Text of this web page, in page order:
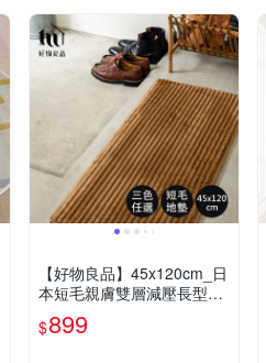
【好物良品】45x120cm_日
本短毛親膚雙層減壓長型地
墊(減壓地墊 浴室地墊 臥室
地墊 遊戲墊 客廳地墊 地毯)
$899